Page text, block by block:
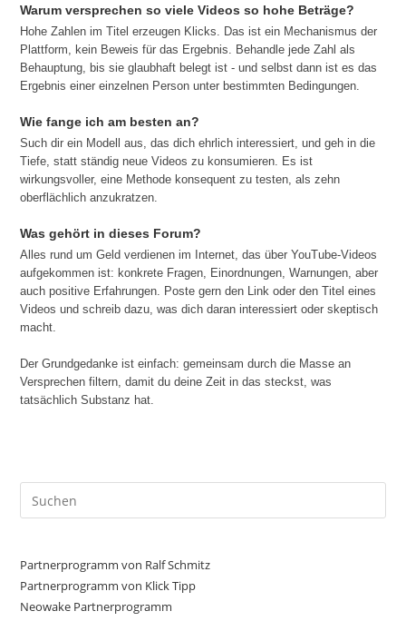
Warum versprechen so viele Videos so hohe Beträge?
Hohe Zahlen im Titel erzeugen Klicks. Das ist ein Mechanismus der
Plattform, kein Beweis für das Ergebnis. Behandle jede Zahl als
Behauptung, bis sie glaubhaft belegt ist - und selbst dann ist es das
Ergebnis einer einzelnen Person unter bestimmten Bedingungen.
Wie fange ich am besten an?
Such dir ein Modell aus, das dich ehrlich interessiert, und geh in die
Tiefe, statt ständig neue Videos zu konsumieren. Es ist
wirkungsvoller, eine Methode konsequent zu testen, als zehn
oberflächlich anzukratzen.
Was gehört in dieses Forum?
Alles rund um Geld verdienen im Internet, das über YouTube-Videos
aufgekommen ist: konkrete Fragen, Einordnungen, Warnungen, aber
auch positive Erfahrungen. Poste gern den Link oder den Titel eines
Videos und schreib dazu, was dich daran interessiert oder skeptisch
macht.
Der Grundgedanke ist einfach: gemeinsam durch die Masse an
Versprechen filtern, damit du deine Zeit in das steckst, was
tatsächlich Substanz hat.
Partnerprogramm von Ralf Schmitz
Partnerprogramm von Klick Tipp
Neowake Partnerprogramm